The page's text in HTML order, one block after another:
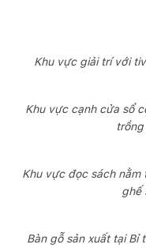
Khu vực giải trí với
Khu vực cạnh cửa sổ
Khu vực đọc sách
ghế
Bàn gỗ sản xuất tại